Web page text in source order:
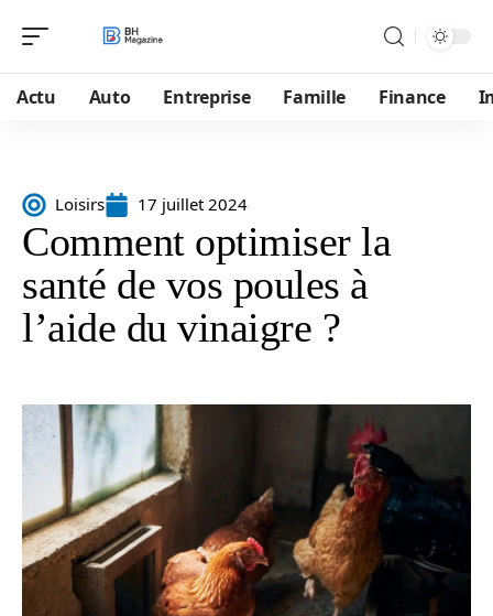
Actu Auto Entreprise Famille Finance
Loisirs 17 juillet 2024
Comment optimiser la
santé de vos poules à
l’aide du vinaigre ?